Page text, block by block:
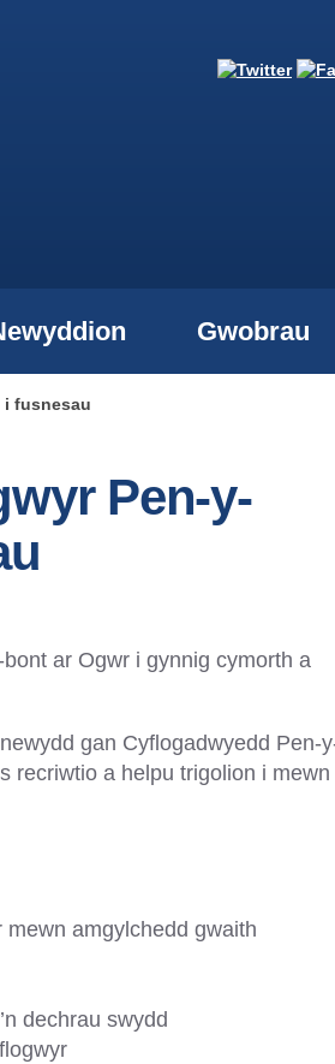
Gwobrau
i fusnesau
Pen-y-
ar Ogwr i gynnig cymorth a
gan Cyflogadwyedd Pen-
recriwtio a helpu trigolion i mewn
amgylchedd gwaith
dechrau swydd